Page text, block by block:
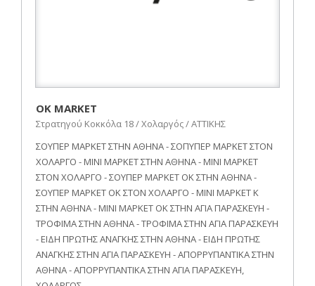
OK MARKET
Στρατηγού Κοκκόλα 18 / Χολαργός / ΑΤΤΙΚΗΣ
ΣΟΥΠΕΡ ΜΑΡΚΕΤ ΣΤΗΝ ΑΘΗΝΑ - ΣΟΠΥΠΕΡ ΜΑΡΚΕΤ ΣΤΟΝ
ΧΟΛΑΡΓΟ - ΜΙΝΙ ΜΑΡΚΕΤ ΣΤΗΝ ΑΘΗΝΑ - ΜΙΝΙ ΜΑΡΚΕΤ
ΣΤΟΝ ΧΟΛΑΡΓΟ - ΣΟΥΠΕΡ ΜΑΡΚΕΤ ΟΚ ΣΤΗΝ ΑΘΗΝΑ -
ΣΟΥΠΕΡ ΜΑΡΚΕΤ ΟΚ ΣΤΟΝ ΧΟΛΑΡΓΟ - ΜΙΝΙ ΜΑΡΚΕΤ Κ
ΣΤΗΝ ΑΘΗΝΑ - ΜΙΝΙ ΜΑΡΚΕΤ ΟΚ ΣΤΗΝ ΑΓΙΑ ΠΑΡΑΣΚΕΥΗ -
ΤΡΟΦΙΜΑ ΣΤΗΝ ΑΘΗΝΑ - ΤΡΟΦΙΜΑ ΣΤΗΝ ΑΓΙΑ ΠΑΡΑΣΚΕΥΗ
- ΕΙΔΗ ΠΡΩΤΗΣ ΑΝΑΓΚΗΣ ΣΤΗΝ ΑΘΗΝΑ - ΕΙΔΗ ΠΡΩΤΗΣ
ΑΝΑΓΚΗΣ ΣΤΗΝ ΑΓΙΑ ΠΑΡΑΣΚΕΥΗ - ΑΠΟΡΡΥΠΑΝΤΙΚΑ ΣΤΗΝ
ΑΘΗΝΑ - ΑΠΟΡΡΥΠΑΝΤΙΚΑ ΣΤΗΝ ΑΓΙΑ ΠΑΡΑΣΚΕΥΗ,